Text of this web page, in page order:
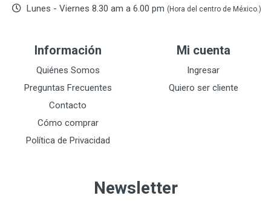
DEWALT ACCESORIOS
DEWALT HTA.MANUAL
DREMEL
E-Z WELD
EATON (COOPER-HARROW HARD)
EATON ROYER
Lunes - Viernes 8.30 am a 6.00 pm (Hora del centro de México.)
Información
Quiénes Somos
Preguntas Frecuentes
Contacto
Cómo comprar
Política de Privacidad
Mi cuenta
Ingresar
Quiero ser cliente
Newsletter